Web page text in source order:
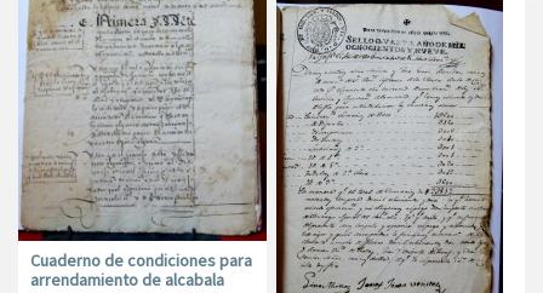
Cuaderno de condiciones para
arrendamiento de alcabala